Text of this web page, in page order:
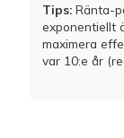
Tips: Ränta-
exponentiellt
maximera
var 10:e år